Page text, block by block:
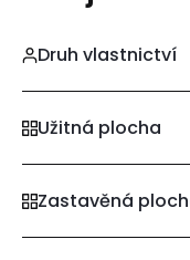
Druh vlastnictví
Užitná plocha
Zastavěná